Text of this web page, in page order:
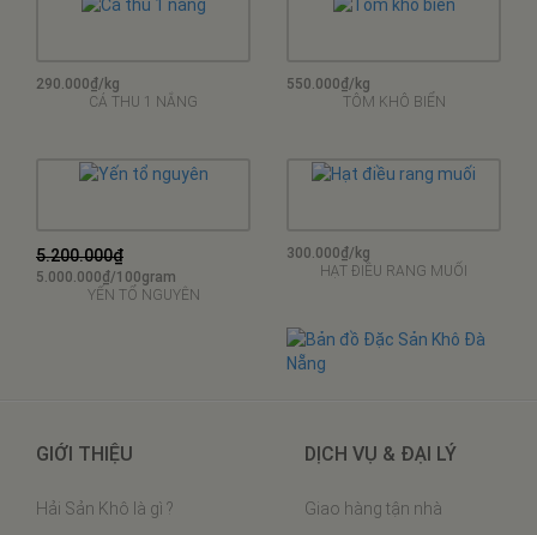
290.000₫/kg
CÁ THU 1 NẮNG
550.000₫/kg
TÔM KHÔ BIỂN
5.200.000₫
5.000.000₫/100gram
YẾN TỔ NGUYÊN
300.000₫/kg
HẠT ĐIỀU RANG MUỐI
GIỚI THIỆU
Hải Sản Khô là gì ?
DỊCH VỤ & ĐẠI LÝ
Giao hàng tận nhà